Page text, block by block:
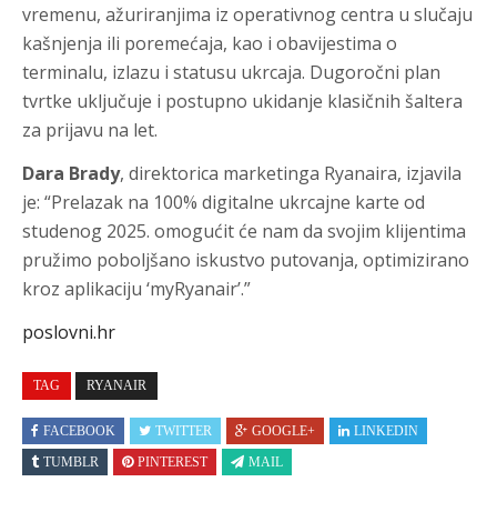
vremenu, ažuriranjima iz operativnog centra u slučaju
kašnjenja ili poremećaja, kao i obavijestima o
terminalu, izlazu i statusu ukrcaja. Dugoročni plan
tvrtke uključuje i postupno ukidanje klasičnih šaltera
za prijavu na let.
Dara Brady, direktorica marketinga Ryanaira, izjavila
je: “Prelazak na 100% digitalne ukrcajne karte od
studenog 2025. omogućit će nam da svojim klijentima
pružimo poboljšano iskustvo putovanja, optimizirano
kroz aplikaciju ‘myRyanair’.”
poslovni.hr
TAG RYANAIR
FACEBOOK TWITTER GOOGLE+
LINKEDIN
TUMBLR
PINTEREST MAIL